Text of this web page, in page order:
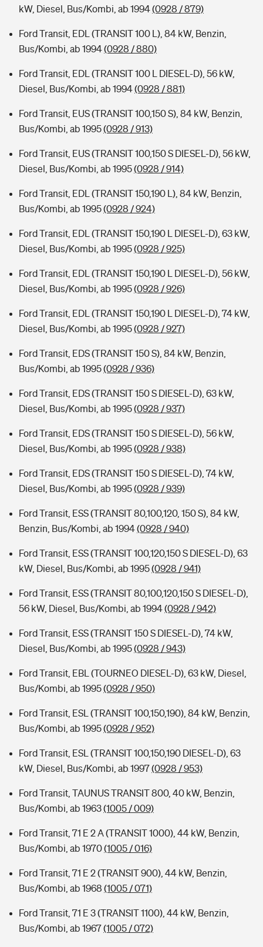
kW, Diesel, Bus/Kombi, ab 1994(0928 / 879)
Ford Transit, EDL (TRANSIT 100 L), 84 kW, Benzin,
Bus/Kombi, ab 1994(0928 / 880)
Ford Transit, EDL (TRANSIT 100 L DIESEL-D), 56 kW,
Diesel, Bus/Kombi, ab 1994(0928 / 881)
Ford Transit, EUS (TRANSIT 100,150 S), 84 kW, Benzin,
Bus/Kombi, ab 1995(0928 / 913)
Ford Transit, EUS (TRANSIT 100,150 S DIESEL-D), 56 kW,
Diesel, Bus/Kombi, ab 1995(0928 / 914)
Ford Transit, EDL (TRANSIT 150,190 L), 84 kW, Benzin,
Bus/Kombi, ab 1995(0928 / 924)
Ford Transit, EDL (TRANSIT 150,190 L DIESEL-D), 63 kW,
Diesel, Bus/Kombi, ab 1995(0928 / 925)
Ford Transit, EDL (TRANSIT 150,190 L DIESEL-D), 56 kW,
Diesel, Bus/Kombi, ab 1995(0928 / 926)
Ford Transit, EDL (TRANSIT 150,190 L DIESEL-D), 74 kW,
Diesel, Bus/Kombi, ab 1995(0928 / 927)
Ford Transit, EDS (TRANSIT 150 S), 84 kW, Benzin,
Bus/Kombi, ab 1995(0928 / 936)
Ford Transit, EDS (TRANSIT 150 S DIESEL-D), 63 kW,
Diesel, Bus/Kombi, ab 1995(0928 / 937)
Ford Transit, EDS (TRANSIT 150 S DIESEL-D), 56 kW,
Diesel, Bus/Kombi, ab 1995(0928 / 938)
Ford Transit, EDS (TRANSIT 150 S DIESEL-D), 74 kW,
Diesel, Bus/Kombi, ab 1995(0928 / 939)
Ford Transit, ESS (TRANSIT 80,100,120, 150 S), 84 kW,
Benzin, Bus/Kombi, ab 1994(0928 / 940)
Ford Transit, ESS (TRANSIT 100,120,150 S DIESEL-D), 63
kW, Diesel, Bus/Kombi, ab 1995(0928 / 941)
Ford Transit, ESS (TRANSIT 80,100,120,150 S DIESEL-D),
56 kW, Diesel, Bus/Kombi, ab 1994(0928 / 942)
Ford Transit, ESS (TRANSIT 150 S DIESEL-D), 74 kW,
Diesel, Bus/Kombi, ab 1995(0928 / 943)
Ford Transit, EBL (TOURNEO DIESEL-D), 63 kW, Diesel,
Bus/Kombi, ab 1995(0928 / 950)
Ford Transit, ESL (TRANSIT 100,150,190), 84 kW, Benzin,
Bus/Kombi, ab 1995(0928 / 952)
Ford Transit, ESL (TRANSIT 100,150,190 DIESEL-D), 63
kW, Diesel, Bus/Kombi, ab 1997(0928 / 953)
Ford Transit, TAUNUS TRANSIT 800, 40 kW, Benzin,
Bus/Kombi, ab 1963(1005 / 009)
Ford Transit, 71 E 2 A (TRANSIT 1000), 44 kW, Benzin,
Bus/Kombi, ab 1970(1005 / 016)
Ford Transit, 71 E 2 (TRANSIT 900), 44 kW, Benzin,
Bus/Kombi, ab 1968 (1005 / 071)
Ford Transit, 71 E 3 (TRANSIT 1100), 44 kW, Benzin,
Bus/Kombi, ab 1967(1005 / 072)